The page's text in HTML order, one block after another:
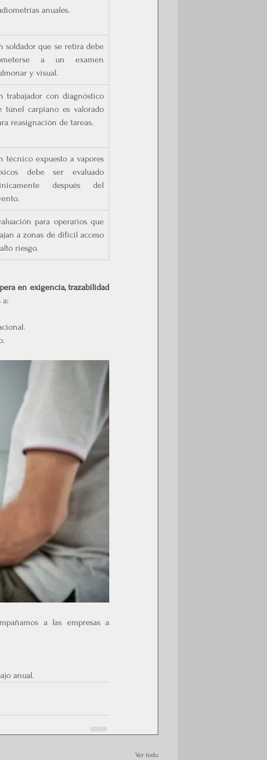
anuales.
soldador que se retira debe
a un examen
y visual.
trabajador con diagnóstico
túnel carpiano es valorado
reasignación de tareas.
técnico expuesto a vapores
debe ser evaluado
después del
para operarios que
a zonas de difícil acceso
riesgo.
en exigencia, trazabilidad
a:
anual.
Ver todo